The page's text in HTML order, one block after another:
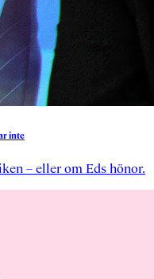
inte
– eller om Eds hönor.